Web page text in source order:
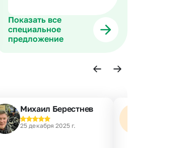
Показать все
специальное
предложение
Михаил Берестнев
25 декабря 2025 г.